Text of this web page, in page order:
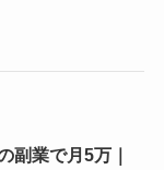
副業で月5万｜